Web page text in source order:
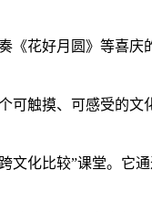
花好月圆》等喜庆
触摸、可感受的文
化比较”课堂。它